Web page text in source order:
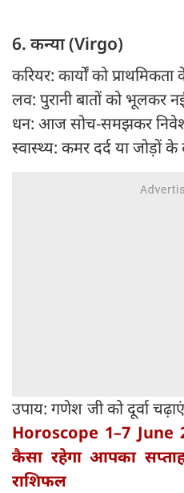
6. कन्या (Virgo)
करियर: कार्यों को
लव: पुरानी बातों को
धन: आज सोच-समझकर
स्वास्थ्य: कमर दर्द या जोड़ों
उपाय: गणेश जी को दूर्वा
Horoscope 1–7
कैसा रहेगा आपका
राशिफल